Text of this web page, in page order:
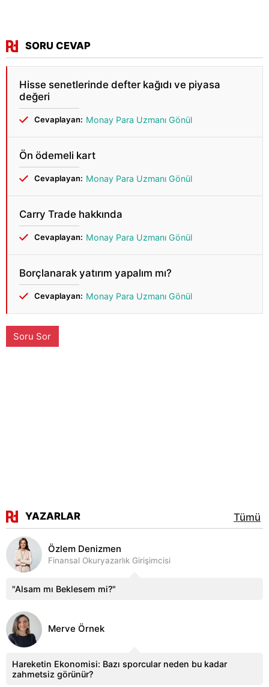
SORU CEVAP
Hisse senetlerinde defter kağıdı ve piyasa
değeri
Cevaplayan: Monay Para Uzmanı Gönül
Ön ödemeli kart
Cevaplayan: Monay Para Uzmanı Gönül
Carry Trade hakkında
Cevaplayan: Monay Para Uzmanı Gönül
Borçlanarak yatırım yapalım mı?
Cevaplayan: Monay Para Uzmanı Gönül
Soru Sor
YAZARLAR Tümü
Özlem Denizmen
Finansal Okuryazarlık Girişimcisi
"Alsam mı Beklesem mi?"
Merve Örnek
Hareketin Ekonomisi: Bazı sporcular neden bu kadar
zahmetsiz görünür?